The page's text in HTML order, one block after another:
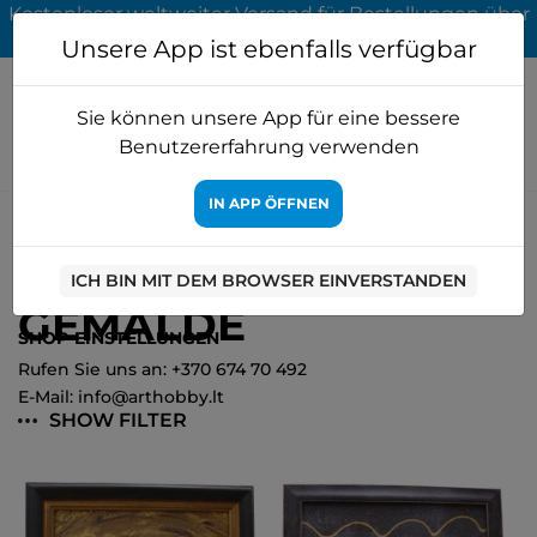
Kostenloser weltweiter Versand für Bestellungen über
65 EUR
GEMÄLDE
SHOW FILTER
Unsere App ist ebenfalls verfügbar
Sie können unsere App für eine bessere
Benutzererfahrung verwenden
IN APP ÖFFNEN
ICH BIN MIT DEM BROWSER EINVERSTANDEN
SHOP-EINSTELLUNGEN
Rufen Sie uns an: +370 674 70 492
E-Mail: info@arthobby.lt